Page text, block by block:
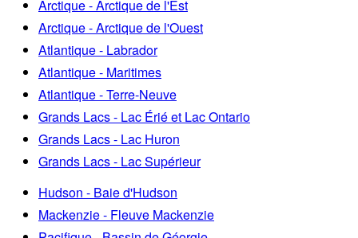
Arctique - Arctique de l'Est
Arctique - Arctique de l'Ouest
Atlantique - Labrador
Atlantique - Maritimes
Atlantique - Terre-Neuve
Grands Lacs - Lac Érié et Lac Ontario
Grands Lacs - Lac Huron
Grands Lacs - Lac Supérieur
Hudson - Baie d'Hudson
Mackenzie - Fleuve Mackenzie